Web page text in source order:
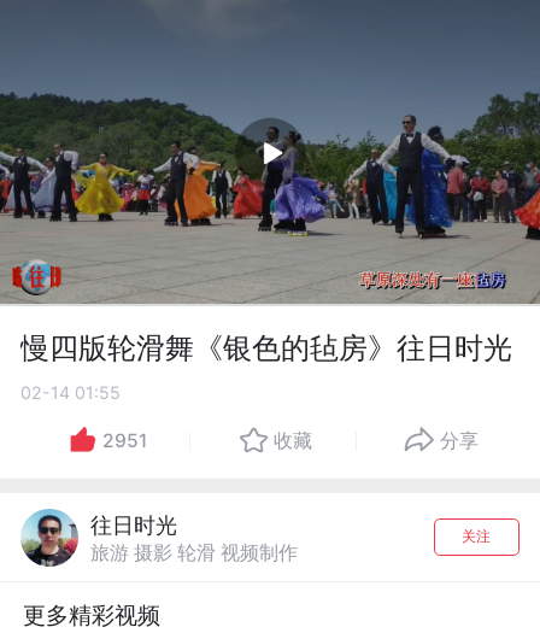
慢四版轮滑舞《银色的毡房》往日时光
02-14 01:55
2951 收藏 分享
往日时光
旅游 摄影 轮滑 视频制作
关注
更多精彩视频